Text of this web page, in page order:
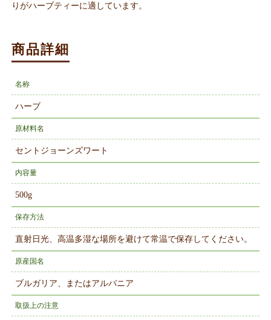
りがハーブティーに適しています。
商品詳細
名称
ハーブ
原材料名
セントジョーンズワート
内容量
500g
保存方法
直射日光、高温多湿な場所を避けて常温で保存してください。
原産国名
ブルガリア、またはアルバニア
取扱上の注意